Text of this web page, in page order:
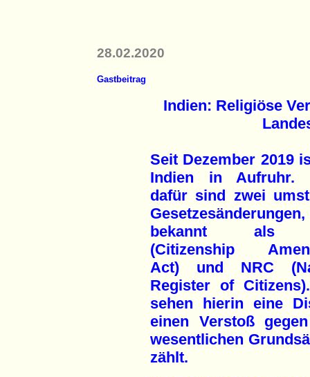
28.02.2020
Gastbeitrag
Indien: Religiöse
Seit Dezember 2019
Indien in Aufruhr.
dafür sind zwei
bekannt als
(Citizenship
Act) und NRC
Register of
sehen hierin eine
einen Verstoß
wesentlichen
zählt.